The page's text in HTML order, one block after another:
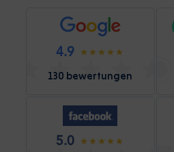
4.9
130 bewertungen
5.0